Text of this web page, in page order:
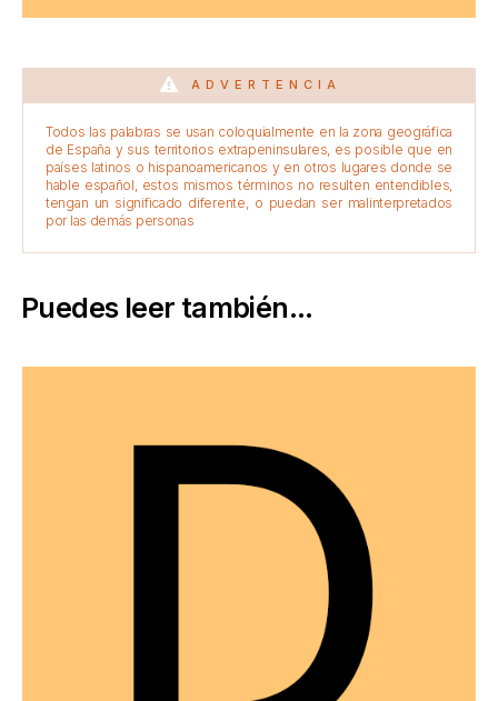
ADVERTENCIA
Todos las palabras se usan coloquialmente en la zona geográfica
de España y sus territorios extrapeninsulares, es posible que en
países latinos o hispanoamericanos y en otros lugares donde se
hable español, estos mismos términos no resulten entendibles,
tengan un significado diferente, o puedan ser malinterpretados
por las demás personas
Puedes leer también...